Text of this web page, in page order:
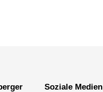
Soziale Medien